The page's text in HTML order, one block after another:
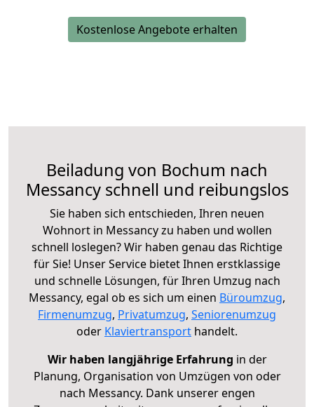
Kostenlose Angebote erhalten
Beiladung von Bochum nach
Messancy schnell und reibungslos
Sie haben sich entschieden, Ihren neuen
Wohnort in Messancy zu haben und wollen
schnell loslegen? Wir haben genau das Richtige
für Sie! Unser Service bietet Ihnen erstklassige
und schnelle Lösungen, für Ihren Umzug nach
Messancy, egal ob es sich um einen Büroumzug,
Firmenumzug, Privatumzug, Seniorenumzug
oder Klaviertransport handelt.
Wir haben langjährige Erfahrung in der
Planung, Organisation von Umzügen von oder
nach Messancy. Dank unserer engen